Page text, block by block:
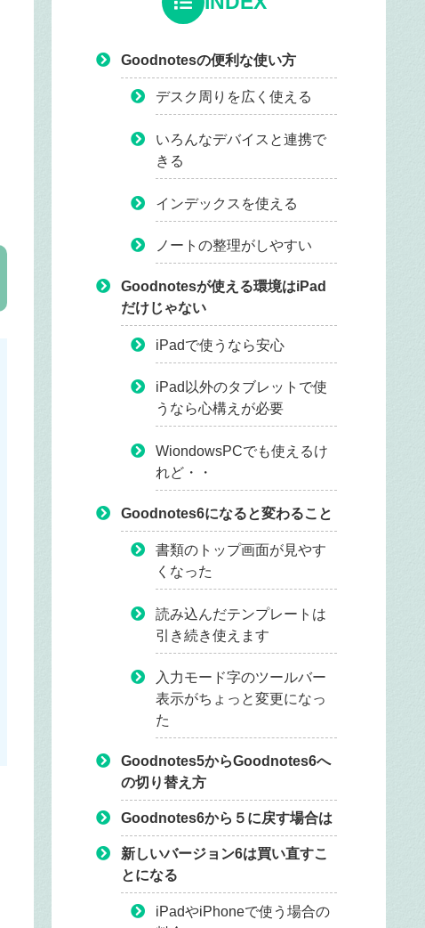
Goodnotesの便利な使い方
デスク周りを広く使える
いろんなデバイスと連携で
きる
インデックスを使える
ノートの整理がしやすい
Goodnotesが使える環境はiPad
だけじゃない
iPadで使うなら安心
iPad以外のタブレットで使
うなら心構えが必要
WiondowsPCでも使えるけ
れど・・
Goodnotes6になると変わること
書類のトップ画面が見やす
くなった
読み込んだテンプレートは
引き続き使えます
入力モード字のツールバー
表示がちょっと変更になっ
た
Goodnotes5からGoodnotes6へ
の切り替え方
Goodnotes6から５に戻す場合は
新しいバージョン6は買い直すこ
とになる
iPadやiPhoneで使う場合の